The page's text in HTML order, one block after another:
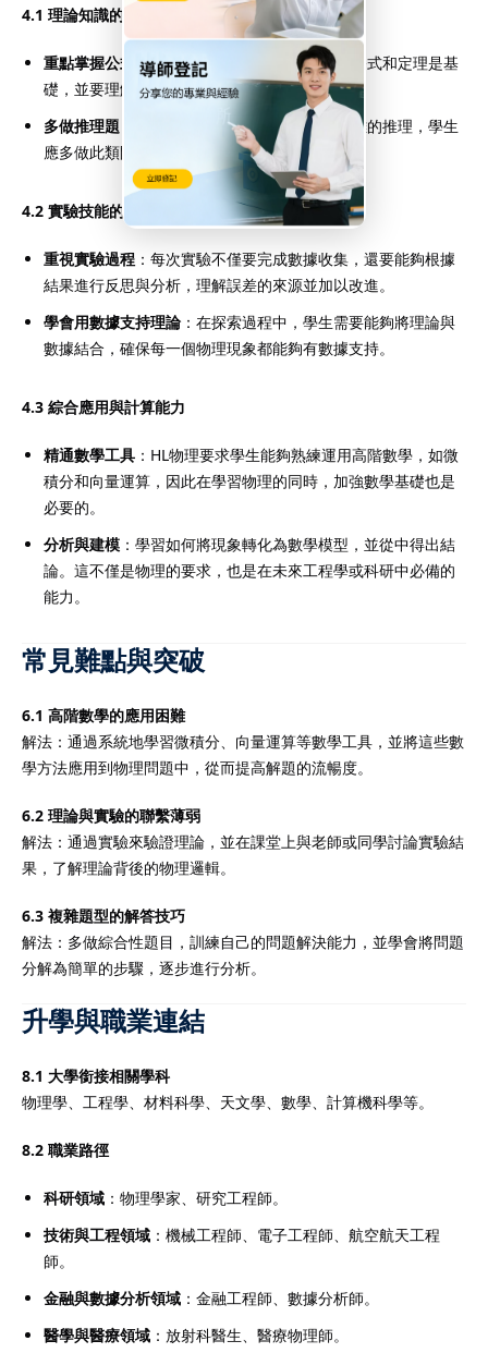
4.1 理論知識的深入理解
重點掌握公式與定理：對於HL物理，熟記各種公式和定理是基
礎，並要理解公式背後的物理意涵。
多做推理題 ：HL課程中的題目大多需要較為複雜的推理，學生
應多做此類問題，訓練自己的分析能力。
4.2 實驗技能的提升
重視實驗過程 ：每次實驗不僅要完成數據收集，還要能夠根據
結果進行反思與分析，理解誤差的來源並加以改進。
學會用數據支持理論 ：在探索過程中，學生需要能夠將理論與
數據結合，確保每一個物理現象都能夠有數據支持。
4.3 綜合應用與計算能力
精通數學工具 ：HL物理要求學生能夠熟練運用高階數學，如微
積分和向量運算，因此在學習物理的同時，加強數學基礎也是
必要的。
分析與建模 ：學習如何將現象轉化為數學模型，並從中得出結
論。這不僅是物理的要求，也是在未來工程學或科研中必備的
能力。
常見難點與突破
6.1 高階數學的應用困難
解法：通過系統地學習微積分、向量運算等數學工具，並將這些數
學方法應用到物理問題中，從而提高解題的流暢度。
6.2 理論與實驗的聯繫薄弱
解法：通過實驗來驗證理論，並在課堂上與老師或同學討論實驗結
果，了解理論背後的物理邏輯。
6.3 複雜題型的解答技巧
解法：多做綜合性題目，訓練自己的問題解決能力，並學會將問題
分解為簡單的步驟，逐步進行分析。
升學與職業連結
8.1 大學銜接相關學科
物理學、工程學、材料科學、天文學、數學、計算機科學等。
8.2 職業路徑
科研領域 ：物理學家、研究工程師。
技術與工程領域 ：機械工程師、電子工程師、航空航天工程
師。
金融與數據分析領域 ：金融工程師、數據分析師。
醫學與醫療領域 ：放射科醫生、醫療物理師。